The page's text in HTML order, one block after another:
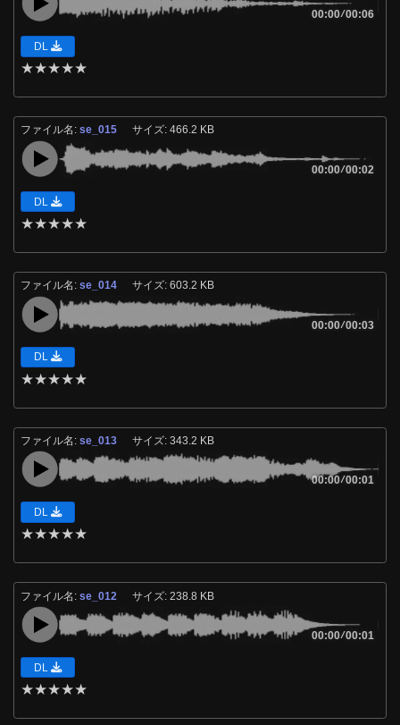
00:00/00:06
DL
★★★★★
ファイル名:se_015 サイズ: 466.2 KB
00:00/00:02
DL
★★★★★
ファイル名:se_014 サイズ: 603.2 KB
00:00/00:03
DL
★★★★★
ファイル名:se_013 サイズ: 343.2 KB
00:00/00:01
DL
★★★★★
ファイル名:se_012 サイズ: 238.8 KB
00:00/00:01
DL
★★★★★